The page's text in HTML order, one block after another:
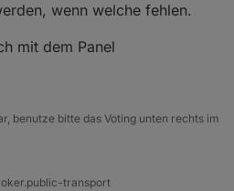
wenn welche fehlen.
mit dem Panel
benutze bitte das Voting unten rechts im
transport